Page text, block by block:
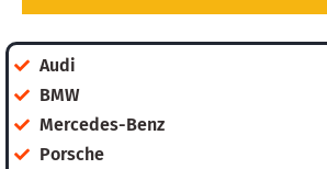
Audi
BMW
Mercedes-Benz
Porsche